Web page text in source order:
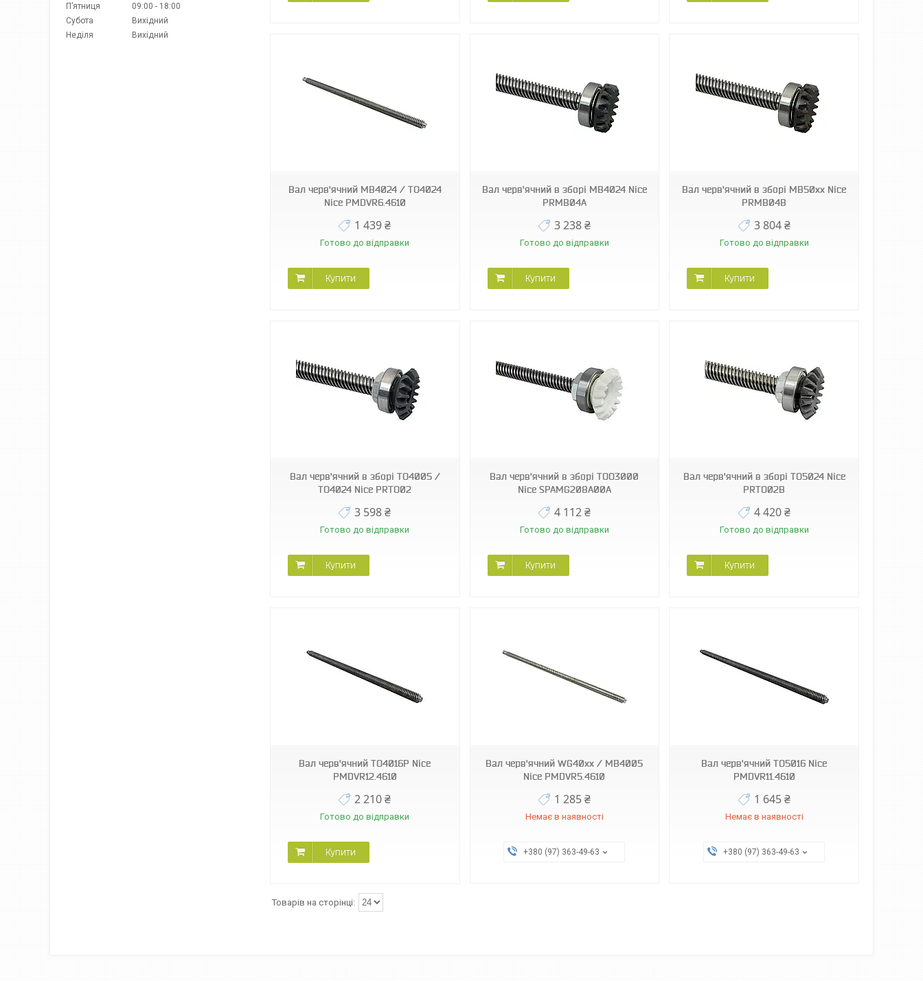
Вал черв'ячний MB4024 / TO4024
Nice PMDVR6.4610
1 439 ₴
Готово до відправки
Купити
Вал черв'ячний в зборі MB4024 Nice
PRMB04A
3 238 ₴
Готово до відправки
Купити
Вал черв'ячний в зборі MB50xx Nice
PRMB04B
3 804 ₴
Готово до відправки
Купити
Вал черв'ячний в зборі TO4005 /
TO4024 Nice PRTO02
3 598 ₴
Готово до відправки
Купити
Вал черв'ячний в зборі TOO3000
Nice SPAMG208A00A
4 112 ₴
Готово до відправки
Купити
Вал черв'ячний в зборі TO5024 Nice
PRTO02B
4 420 ₴
Готово до відправки
Купити
Вал черв'ячний TO4016P Nice
PMDVR12.4610
2 210 ₴
Готово до відправки
Купити
Вал черв'ячний WG40xx / MB4005
Nice PMDVR5.4610
1 285 ₴
Немає в наявності
+380 (97) 363-49-63
Вал черв'ячний TO5016 Nice
PMDVR11.4610
1 645 ₴
Немає в наявності
+380 (97) 363-49-63
Пʼятниця
09:00
18:00
Субота
Вихідний
Неділя
Вихідний